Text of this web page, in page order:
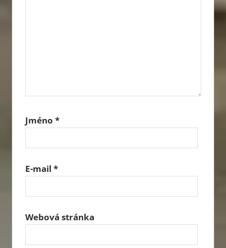
Jméno *
E-mail *
Webová stránka